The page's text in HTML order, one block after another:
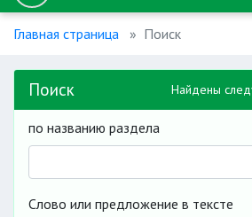
Главная страница Поиск
Поиск Найдены
по названию раздела
Слово или предложение в тексте